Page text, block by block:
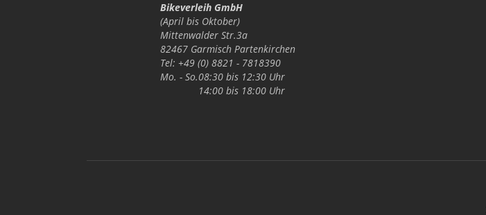
Bikeverleih GmbH
(April bis Oktober)
Mittenwalder Str.3a
82467 Garmisch Partenkirchen
Tel: +49 (0) 8821 - 7818390
Mo. - So.08:30 bis 12:30 Uhr
14:00 bis 18:00 Uhr